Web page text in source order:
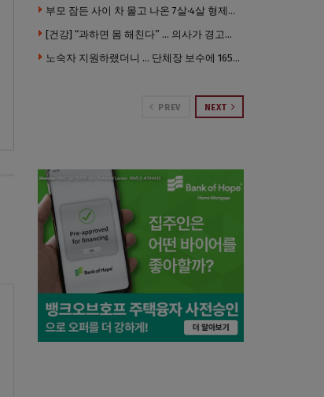
부모 잠든 사이 차 몰고 나온 7살·4살 형제…보행자 덮쳐 중태
[건강] “과하면 몸 해친다” … 의사가 경고한 ‘건강습관’ 5가지
노숙자 지원하랬더니 … 단체장 보수에 165만 달러 ‘펑펑’
PREV NEXT